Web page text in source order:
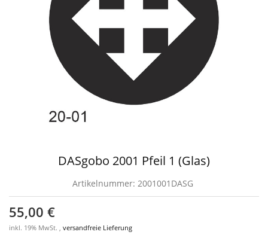
DASgobo 2001 Pfeil 1 (Glas)
Artikelnummer: 2001001DASG
55,00 €
inkl. 19% MwSt. , versandfreie Lieferung